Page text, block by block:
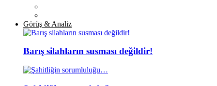
Görüş & Analiz
Barış silahların susması değildir!